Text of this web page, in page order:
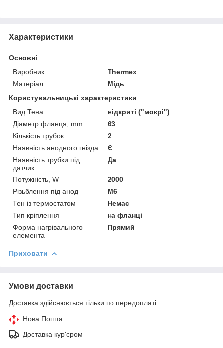
Характеристики
Основні
Виробник
Thermex
Матеріал
Мідь
Користувальницькі характеристики
Вид Тена
відкриті ("мокрі")
Діаметр фланця, mm
63
Кількість трубок
2
Наявність анодного гнізда
Є
Наявність трубки під
датчик
Да
Потужність, W
2000
Різьблення під анод
M6
Тен із термостатом
Немає
Тип кріплення
на фланці
Форма нагрівального
елемента
Прямий
Приховати
Умови доставки
Доставка здійснюється тільки по передоплаті.
Нова Пошта
Доставка кур'єром